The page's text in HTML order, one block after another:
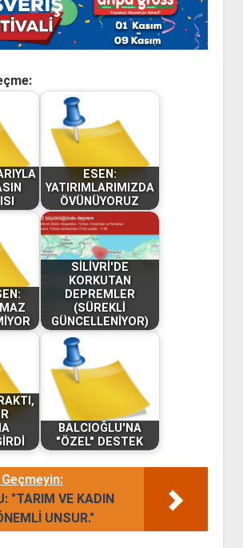
ESEN:
YATIRIMLARIMIZDA
ÖVÜNÜYORUZ
SİLİVRİ'DE
KORKUTAN
DEPREMLER
(SÜREKLİ
GÜNCELLENİYOR)
BALCIOĞLU'NA
"ÖZEL" DESTEK
"TARIM VE KADIN
UNSUR."